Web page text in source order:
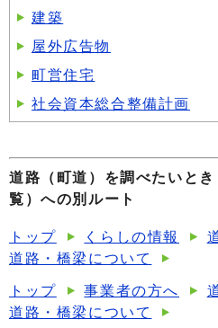
建築
屋外広告物
町営住宅
社会資本総合整備計画
道路（町道）を調べたいと
覧）への別ルート
トップ
くらしの情報
道路・橋梁について
トップ
事業者の方へ
道路・橋梁について